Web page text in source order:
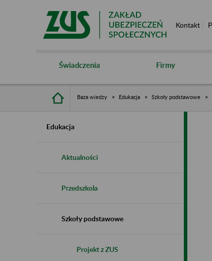
Kontakt
Świadczenia Firmy
Baza wiedzy Edukacja Szkoły podstawowe
Edukacja
Aktualności
Przedszkola
Szkoły podstawowe
Projekt z ZUS